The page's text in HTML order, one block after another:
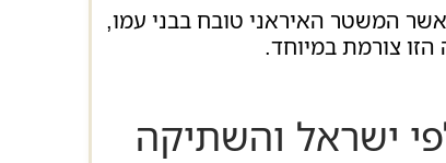
כאשר המשטר האיראני טובח בבני עמו,
צורמת במיוחד.
ישראל והשתיקה